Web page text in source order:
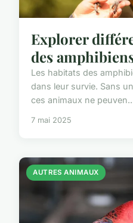
Explorer
des
Les habitats des
dans leur survie. Sans
ces animaux ne
7 mai 2025
AUTRES ANIMAUX